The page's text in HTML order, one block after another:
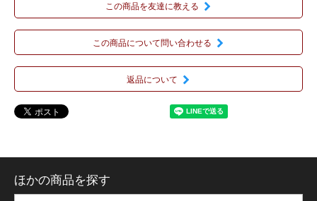
この商品を友達に教える
この商品について問い合わせる
返品について
ほかの商品を探す